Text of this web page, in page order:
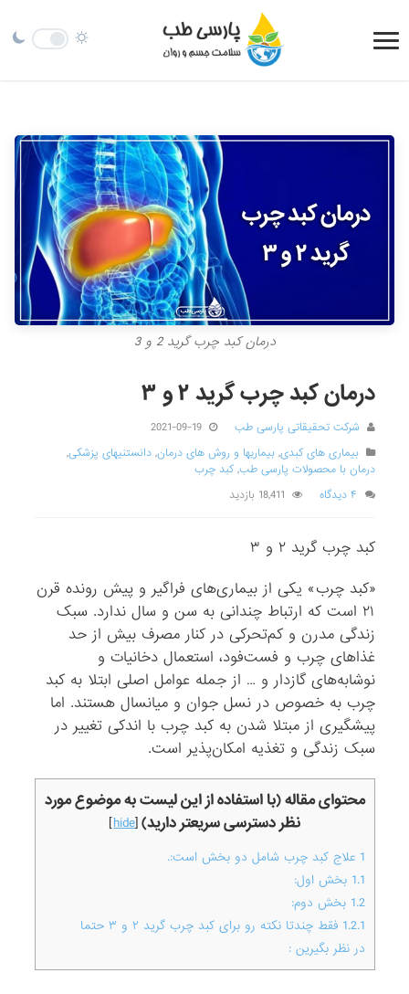
درمان کبد چرب گرید 2 و 3
درمان کبد چرب گرید ۲ و ۳
شرکت تحقیقاتی پارسی طب
2021-09-19
بیماری های کبدی,بیماریها و روش های درمان,دانستنیهای پزشکی,
درمان با محصولات پارسی طب,کبد چرب
۴ دیدگاه
18,411 بازدید
کبد چرب گرید ۲ و ۳
«کبد چرب» یکی از بیماری‌های فراگیر و پیش رونده قرن
۲۱ است که ارتباط چندانی به سن و سال ندارد. سبک
زندگی مدرن و کم‌تحرکی در کنار مصرف بیش از حد
غذاهای چرب و فست‌فود، استعمال دخانیات و
نوشابه‌های گازدار و … از جمله عوامل اصلی ابتلا به کبد
چرب به خصوص در نسل جوان و میانسال هستند. اما
پیشگیری از مبتلا شدن به کبد چرب با اندکی تغییر در
سبک زندگی و تغذیه امکان‌پذیر است.
محتوای مقاله (با استفاده از این لیست به موضوع مورد
نظر دسترسی سریعتر دارید)[
hide
]
1 علاج کبد چرب شامل دو بخش است:.
1.1 بخش اول:
1.2 بخش دوم:
1.2.1
فقط چندتا نکته رو برای کبد چرب گرید ۲ و ۳ حتما
در نظر بگیرین :